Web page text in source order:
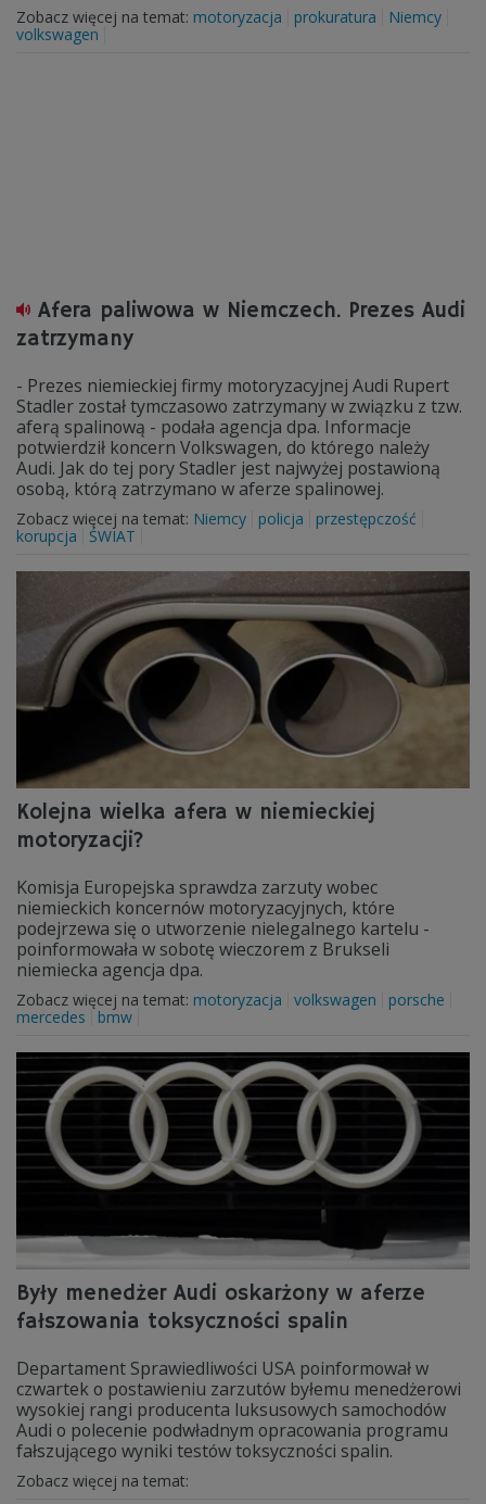
Zobacz więcej na temat: motoryzacja prokuratura
Niemcy
volkswagen
Afera paliwowa w Niemczech. Prezes Audi
zatrzymany
- Prezes niemieckiej firmy motoryzacyjnej Audi Rupert
Stadler został tymczasowo zatrzymany w związku z tzw.
aferą spalinową - podała agencja dpa. Informacje
potwierdził koncern Volkswagen, do którego należy
Audi. Jak do tej pory Stadler jest najwyżej postawioną
osobą, którą zatrzymano w aferze spalinowej.
Zobacz więcej na temat: Niemcy policja
przestępczość
korupcja
ŚWIAT
Kolejna wielka afera w niemieckiej
motoryzacji?
Komisja Europejska sprawdza zarzuty wobec
niemieckich koncernów motoryzacyjnych, które
podejrzewa się o utworzenie nielegalnego kartelu -
poinformowała w sobotę wieczorem z Brukseli
niemiecka agencja dpa.
Zobacz więcej na temat: motoryzacja volkswagen
porsche
mercedes
bmw
Były menedżer Audi oskarżony w aferze
fałszowania toksyczności spalin
Departament Sprawiedliwości USA poinformował w
czwartek o postawieniu zarzutów byłemu menedżerowi
wysokiej rangi producenta luksusowych samochodów
Audi o polecenie podwładnym opracowania programu
fałszującego wyniki testów toksyczności spalin.
Zobacz więcej na temat: